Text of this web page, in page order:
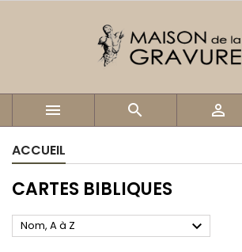
  
ACCUEIL
CARTES BIBLIQUES
Nom, A à Z 